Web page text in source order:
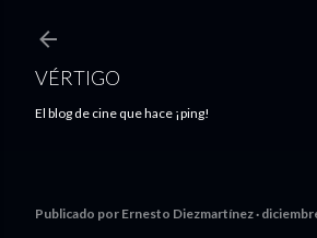
VÉRTIGO
El blog de cine que hace ¡ping!
Publicado por Ernesto Diezmartínez